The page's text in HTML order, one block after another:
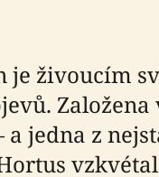
je živoucím
jedna z